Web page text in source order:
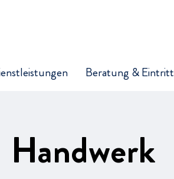
Beratung & Eintritt
Handwerk